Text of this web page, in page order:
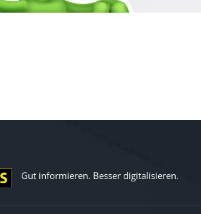
Gut informieren. Besser digitalisieren.